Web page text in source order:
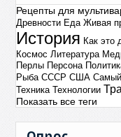
Рецепты для
Древности Еда Живая
История Как это
Космос Литература
Перлы Персона
Рыба СССР США
Техника Технологии
Показать все теги